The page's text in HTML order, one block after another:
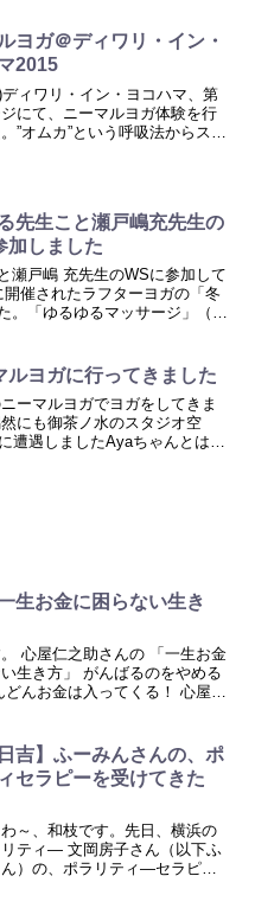
ヨガ＠ディワリ・イン・
2015
ディワリ・イン・ヨコハマ、第
ジにて、ニーマルヨガ体験を行
”オムカ”という呼吸法からスタ
先生こと瀬戸嶋充先生の
加しました
瀬戸嶋 充先生のWSに参加して
催されたラフターヨガの「冬
。「ゆるゆるマッサージ」（勝
ルヨガに行ってきました
ーマルヨガでヨガをしてきま
にも御茶ノ水のスタジオ空
遭遇しましたAyaちゃんとは、
生お金に困らない生き
心屋仁之助さんの 「一生お金
生き方」 がんばるのをやめる
どんお金は入ってくる！ 心屋さ
方（BE） を、この本では教え
日吉】ふーみんさんの、ポ
セラピーを受けてきた
～、和枝です。先日、横浜の
リティ― 文岡房子さん（以下ふ
）の、ポラリティ―セラピー